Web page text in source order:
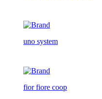
uno system
fior fiore coop